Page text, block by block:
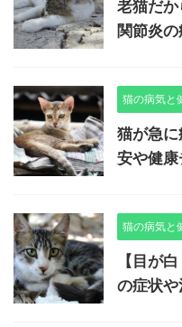
老猫だ
関節炎
猫の病気と
猫が急に
安や健
猫の病気と
【目が
の症状